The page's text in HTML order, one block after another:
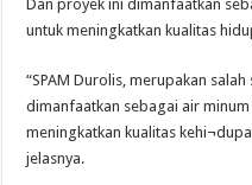
Dan proyek ini dimanfaatkan
untuk meningkatkan kualitas
“SPAM Durolis, merupakan
dimanfaatkan sebagai air
meningkatkan kualitas
jelasnya.